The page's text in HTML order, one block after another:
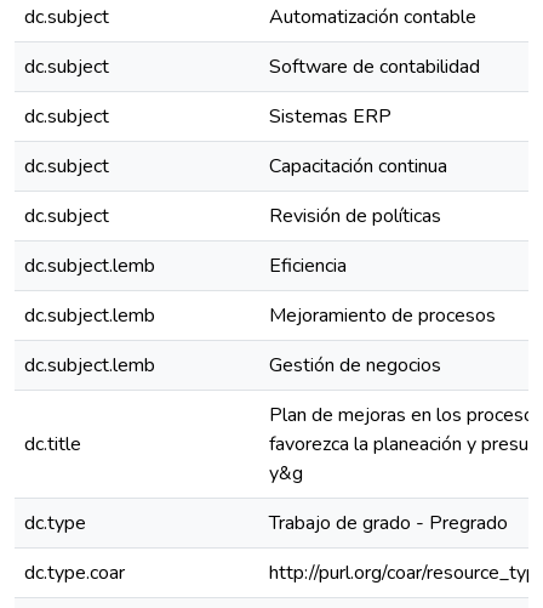
dc.subject
Automatización contable
dc.subject
Software de contabilidad
dc.subject
Sistemas ERP
dc.subject
Capacitación continua
dc.subject
Revisión de políticas
dc.subject.lemb
Eficiencia
dc.subject.lemb
Mejoramiento de procesos
dc.subject.lemb
Gestión de negocios
dc.title
Plan de mejoras en los
favorezca la planeación y
y&g
dc.type
Trabajo de grado - Pregrado
dc.type.coar
http://purl.org/coar/